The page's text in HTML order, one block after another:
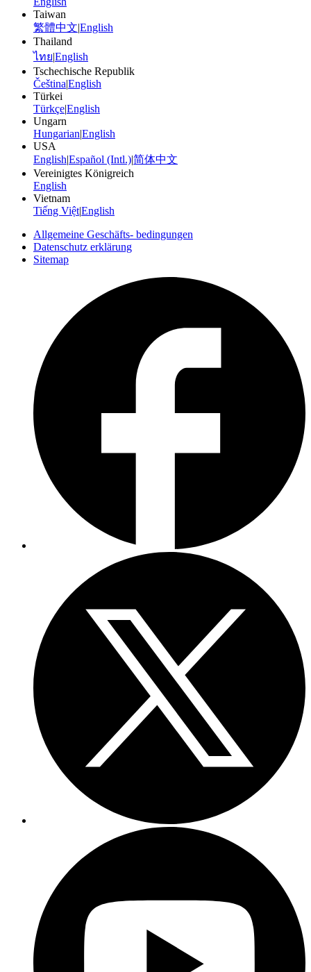
Taiwan
繁體中文|English
Thailand
ไทย|English
Tschechische Republik
Čeština|English
Türkei
Türkçe|English
Ungarn
Hungarian|English
USA
English|Español (Intl.)|简体中文
Vereinigtes Königreich
English
Vietnam
Tiếng Việt|English
Allgemeine Geschäfts- bedingungen
Datenschutz erklärung
Sitemap